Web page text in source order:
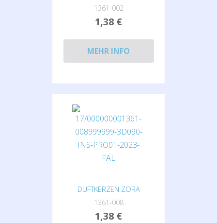
1361-002
1,38 €
MEHR INFO
DUFTKERZEN ZORA
1361-008
1,38 €